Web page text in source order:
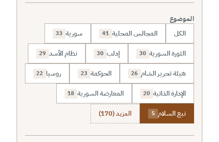
الموضوع
الكل المجالس المحلية 41 سورية 33
الثورة السورية 30 إدلب 30 نظام الأسد 29
هيئة تحرير الشام 26 الحوكمة 23 روسيا 22
الإدارة الذاتية 20 المعارضة السورية 18
نبع السلام 5 المزيد (170)